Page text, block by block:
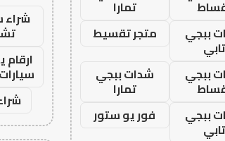
تمارا
ببجي
تابي
متجر تقسيط
ببجي
شدات ببجي
تمارا
ببجي
تابي
فور يو ستور
شراء